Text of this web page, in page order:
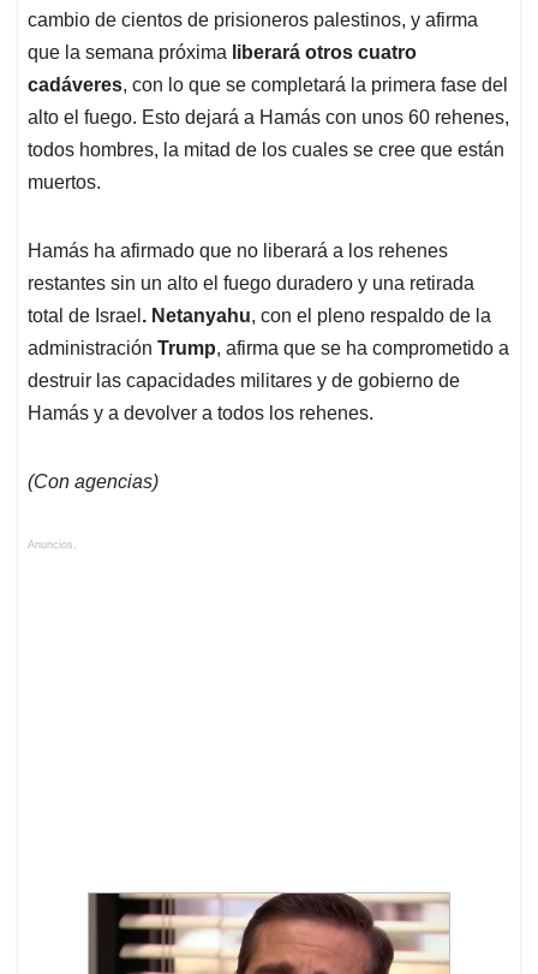
cambio de cientos de prisioneros palestinos, y afirma
que la semana próxima liberará otros cuatro
cadáveres, con lo que se completará la primera fase del
alto el fuego. Esto dejará a Hamás con unos 60 rehenes,
todos hombres, la mitad de los cuales se cree que están
muertos.
Hamás ha afirmado que no liberará a los rehenes
restantes sin un alto el fuego duradero y una retirada
total de Israel . Netanyahu, con el pleno respaldo de la
administración Trump, afirma que se ha comprometido a
destruir las capacidades militares y de gobierno de
Hamás y a devolver a todos los rehenes.
(Con agencias)
Anuncios.